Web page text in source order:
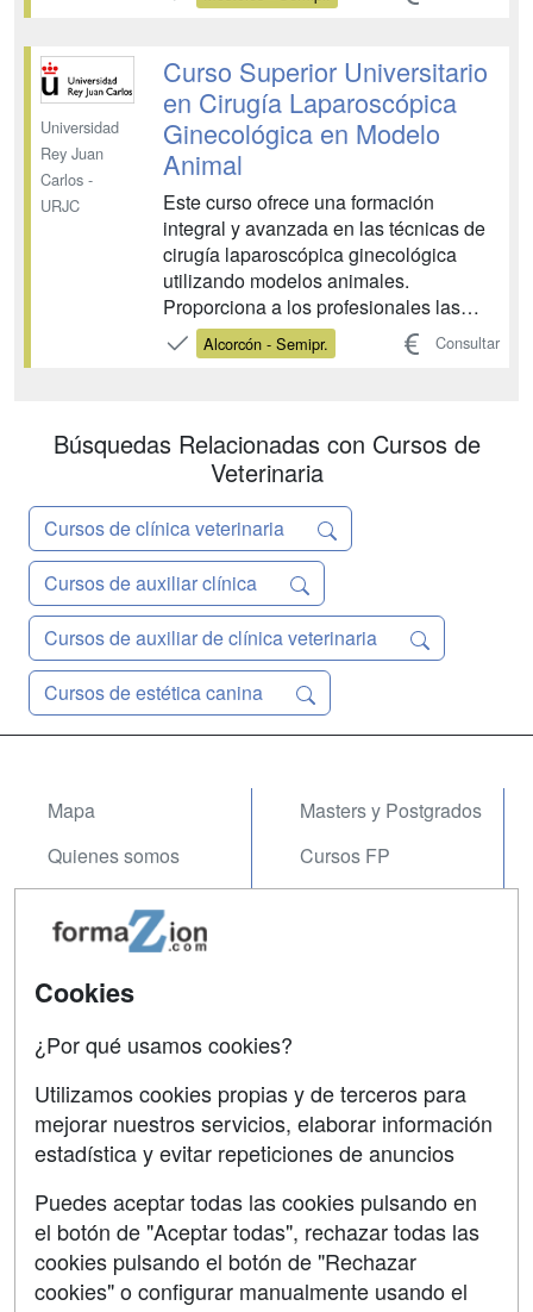
técnicas quirúrgicas mínimamente
procedimientos complejos en el campo
de la ginecología. Se combinan...
Universidad
Rey Juan
Carlos -
URJC
Curso Superior Universitario
en Cirugía Laparoscópica
Ginecológica en Modelo
Animal
Este curso ofrece una formación
integral y avanzada en las técnicas de
cirugía laparoscópica ginecológica
utilizando modelos animales.
Proporciona a los profesionales las
habilidades y conocimientos
necesarios para realizar
práctica clínica en el ámbito de la
ginecología....
Alcorcón - Semipr. Consultar
Búsquedas Relacionadas con Cursos de
Veterinaria
Cursos de clínica veterinaria
Cursos de auxiliar clínica
Cursos de auxiliar de clínica veterinaria
Cursos de estética canina
Mapa
Quienes somos
Acceso Usuarios
Acceso Centros
Masters y Postgrados
Cursos FP
Contactar
Confidencialidad
Copyleft
SÍGUENOS EN:
Cookies
¿Por qué usamos cookies?
Utilizamos cookies propias y de terceros para
mejorar nuestros servicios, elaborar información
estadística y evitar repeticiones de anuncios
Puedes aceptar todas las cookies pulsando en
el botón de "Aceptar todas", rechazar todas las
cookies pulsando el botón de "Rechazar
cookies" o configurar manualmente usando el